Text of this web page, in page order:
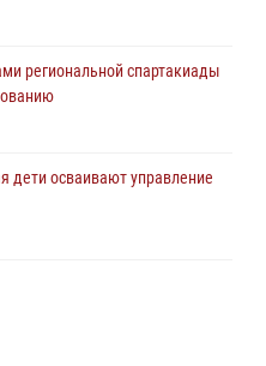
с юными пограничниками
краю провело для детей
охраны Росгвардии по
региональной спартакиады
дети осваивают управление